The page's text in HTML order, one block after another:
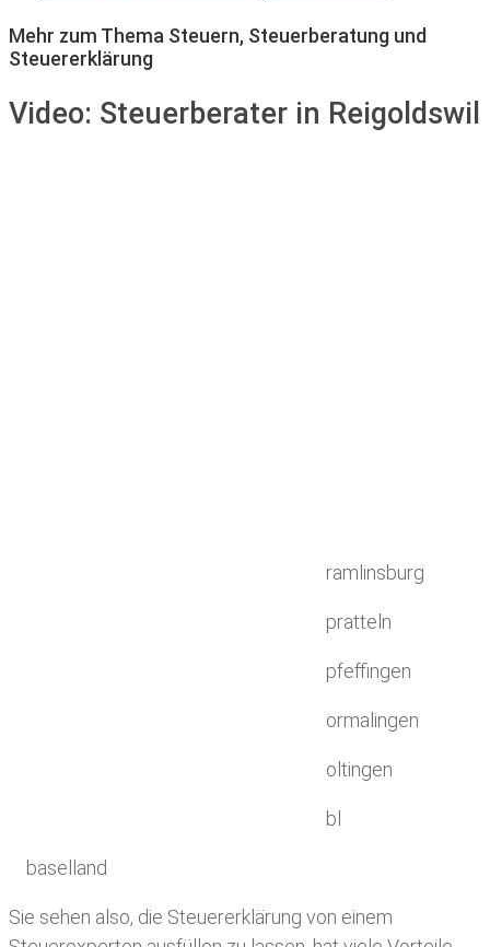
Mehr zum Thema Steuern, Steuerberatung und
Steuererklärung
Video: Steuerberater in Reigoldswil
ramlinsburg
pratteln
pfeffingen
ormalingen
oltingen
bl
baselland
Sie sehen also, die Steuererklärung von einem